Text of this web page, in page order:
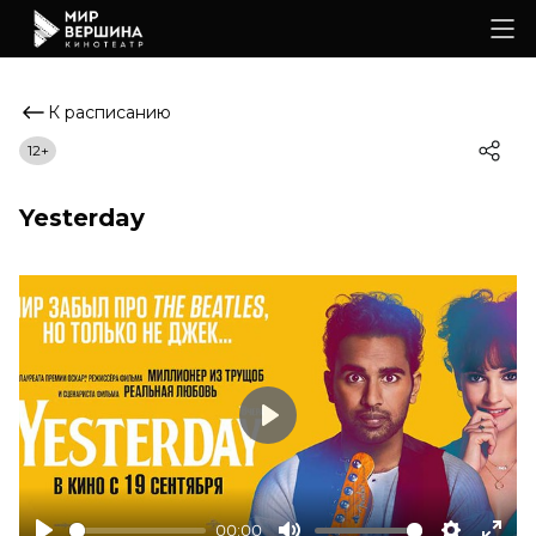
К расписанию
Yesterday
12+
00:00
Play